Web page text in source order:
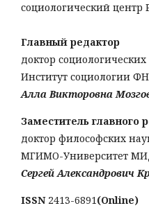
социологический
Главный редактор
доктор
Институт социологии
Алла Викторовна
Заместитель главного
доктор философских
МГИМО-Университет
Сергей Александрович
ISSN 2413-6891(Online)